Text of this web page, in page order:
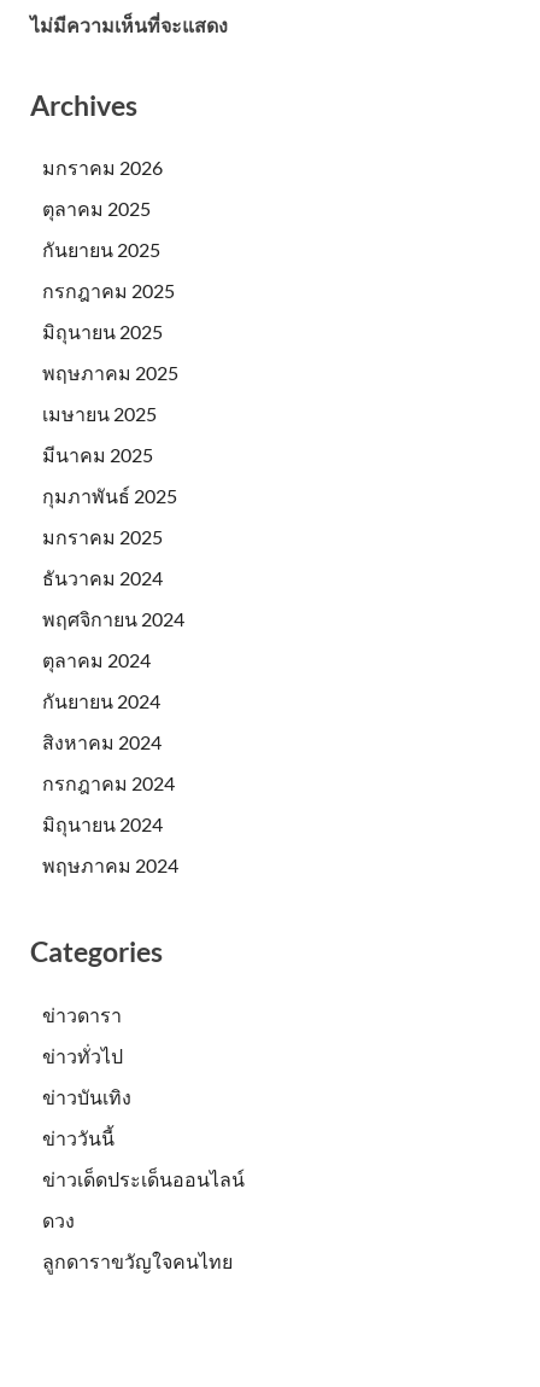
ไม่มีความเห็นที่จะแสดง
Archives
มกราคม 2026
ตุลาคม 2025
กันยายน 2025
กรกฎาคม 2025
มิถุนายน 2025
พฤษภาคม 2025
เมษายน 2025
มีนาคม 2025
กุมภาพันธ์ 2025
มกราคม 2025
ธันวาคม 2024
พฤศจิกายน 2024
ตุลาคม 2024
กันยายน 2024
สิงหาคม 2024
กรกฎาคม 2024
มิถุนายน 2024
พฤษภาคม 2024
Categories
ข่าวดารา
ข่าวทั่วไป
ข่าวบันเทิง
ข่าววันนี้
ข่าวเด็ดประเด็นออนไลน์
ดวง
ลูกดาราขวัญใจคนไทย